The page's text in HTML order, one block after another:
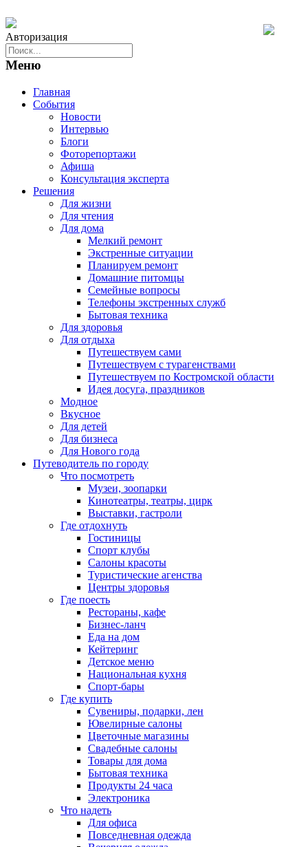
Авторизация
Меню
Главная
События
Новости
Интервью
Блоги
Фоторепортажи
Афиша
Консультация эксперта
Решения
Для жизни
Для чтения
Для дома
Мелкий ремонт
Экстренные ситуации
Планируем ремонт
Домашние питомцы
Семейные вопросы
Телефоны экстренных служб
Бытовая техника
Для здоровья
Для отдыха
Путешествуем сами
Путешествуем с турагенствами
Путешествуем по Костромской области
Идея досуга, праздников
Модное
Вкусное
Для детей
Для бизнеса
Для Нового года
Путеводитель по городу
Что посмотреть
Музеи, зоопарки
Кинотеатры, театры, цирк
Выставки, гастроли
Где отдохнуть
Гостиницы
Спорт клубы
Салоны красоты
Туристические агенства
Центры здоровья
Где поесть
Рестораны, кафе
Бизнес-ланч
Еда на дом
Кейтеринг
Детское меню
Национальная кухня
Спорт-бары
Где купить
Сувениры, подарки, лен
Ювелирные салоны
Цветочные магазины
Свадебные салоны
Товары для дома
Бытовая техника
Продукты 24 часа
Электроника
Что надеть
Для офиса
Повседневная одежда